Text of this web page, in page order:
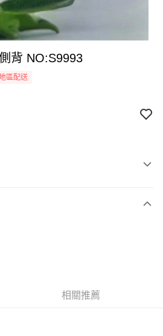
背 NO:S9993
區配送
相關推薦